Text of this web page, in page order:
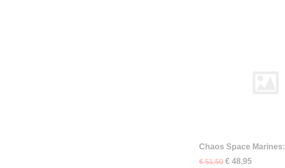
Chaos Space Marines:
Terminators
€ 51,50 € 48,95